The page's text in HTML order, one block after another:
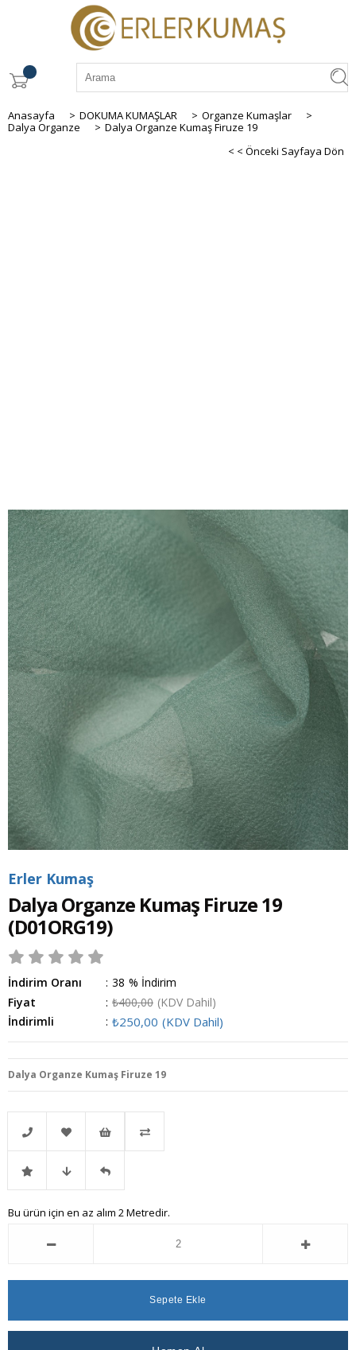
Anasayfa > DOKUMA KUMAŞLAR > Organze Kumaşlar
>
Dalya Organze
> Dalya Organze Kumaş Firuze 19
< < Önceki Sayfaya Dön
Erler Kumaş
Dalya Organze Kumaş Firuze 19
(D01ORG19)
İndirim Oranı : %
38
İndirim
Fiyat
: ₺400,00 (KDV Dahil)
İndirimli
: ₺250,00 (KDV Dahil)
Dalya Organze Kumaş Firuze 19
Telefonla
Sipariş
Favorilere
Ekle
İstek
Listeme
İndirimli Fiyat
Ver
Gelince
Bu ürün için en az alım 2 Metredir.